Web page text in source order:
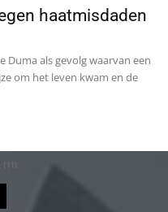
haatmisdaden
als gevolg waarvan een
om het leven kwam en de